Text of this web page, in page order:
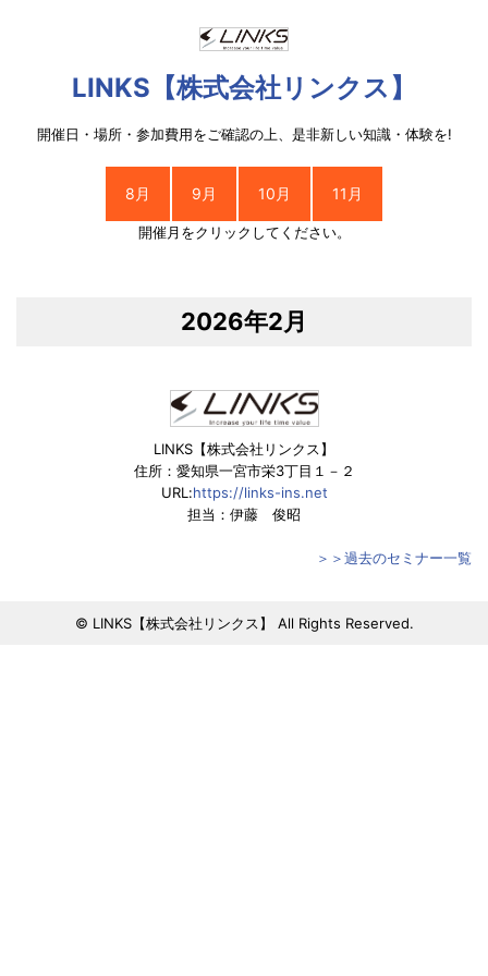
LINKS【株式会社リンクス】
開催日・場所・参加費用をご確認の上、是非新しい知識・体験を!
8月 9月 10月 11月
開催月をクリックしてください。
2026年2月
LINKS【株式会社リンクス】
住所：愛知県一宮市栄3丁目１－２
URL:https://links-ins.net
担当：伊藤 俊昭
＞＞過去のセミナー一覧
© LINKS【株式会社リンクス】 All Rights Reserved.